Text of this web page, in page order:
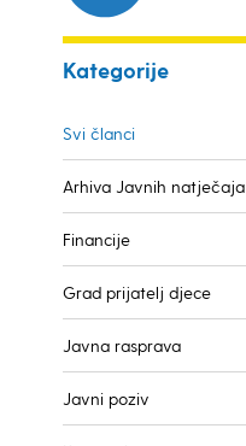
Kategorije
Svi članci
Arhiva Javnih natječaja
Financije
Grad prijatelj djece
Javna rasprava
Javni poziv